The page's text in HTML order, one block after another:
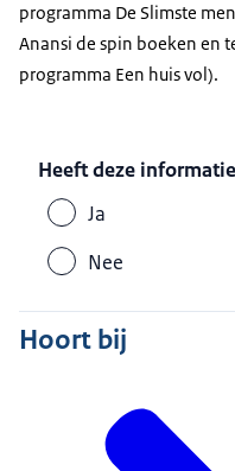
programma De Slimste
Anansi de spin boeken en
programma Een huis vol).
Heeft deze
Ja
Nee
Hoort bij